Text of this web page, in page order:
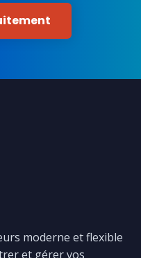
moderne et flexible
et gérer vos